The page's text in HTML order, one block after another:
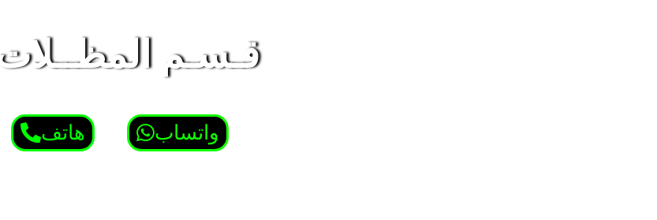
قـسـم المظــلات
واتساب هاتف